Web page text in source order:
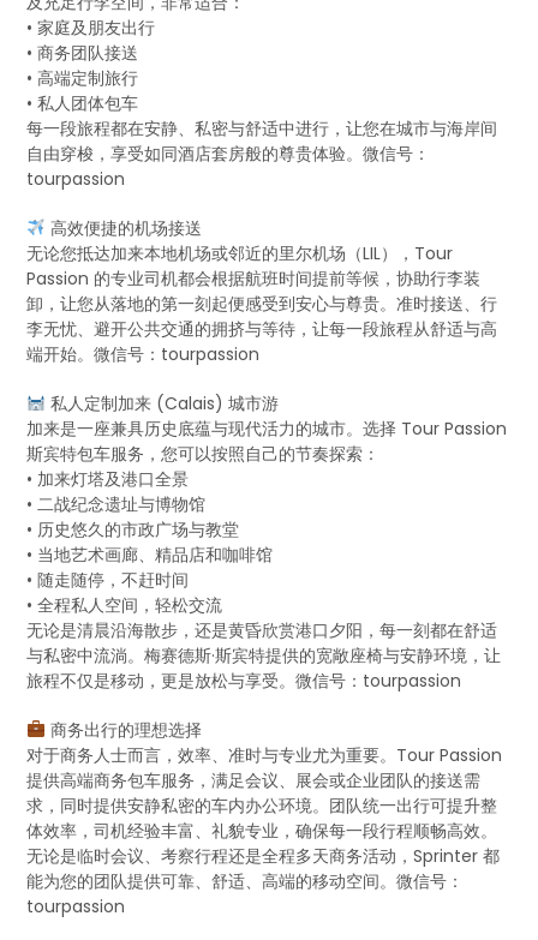
• 家庭及朋友出行
• 商务团队接送
• 高端定制旅行
• 私人团体包车
每一段旅程都在安静、私密与舒适中进行，让您在城市与海岸间
自由穿梭，享受如同酒店套房般的尊贵体验。微信号：
tourpassion
高效便捷的机场接送
无论您抵达加来本地机场或邻近的里尔机场（LIL），Tour
Passion 的专业司机都会根据航班时间提前等候，协助行李装
卸，让您从落地的第一刻起便感受到安心与尊贵。准时接送、行
李无忧、避开公共交通的拥挤与等待，让每一段旅程从舒适与高
端开始。微信号：tourpassion
私人定制加来 (Calais) 城市游
加来是一座兼具历史底蕴与现代活力的城市。选择 Tour Passion
斯宾特包车服务，您可以按照自己的节奏探索：
• 加来灯塔及港口全景
• 二战纪念遗址与博物馆
• 历史悠久的市政广场与教堂
• 当地艺术画廊、精品店和咖啡馆
• 随走随停，不赶时间
• 全程私人空间，轻松交流
无论是清晨沿海散步，还是黄昏欣赏港口夕阳，每一刻都在舒适
与私密中流淌。梅赛德斯·斯宾特提供的宽敞座椅与安静环境，让
旅程不仅是移动，更是放松与享受。微信号：tourpassion
商务出行的理想选择
对于商务人士而言，效率、准时与专业尤为重要。Tour Passion
提供高端商务包车服务，满足会议、展会或企业团队的接送需
求，同时提供安静私密的车内办公环境。团队统一出行可提升整
体效率，司机经验丰富、礼貌专业，确保每一段行程顺畅高效。
无论是临时会议、考察行程还是全程多天商务活动，Sprinter 都
能为您的团队提供可靠、舒适、高端的移动空间。微信号：
tourpassion